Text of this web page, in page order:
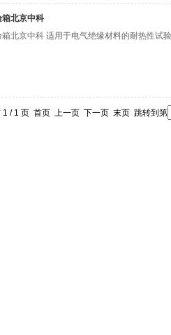
北京中科
北京中科 适用于电气绝缘材料的耐热性试
1 / 1 页 首页 上一页 下一页 末页 跳转到第